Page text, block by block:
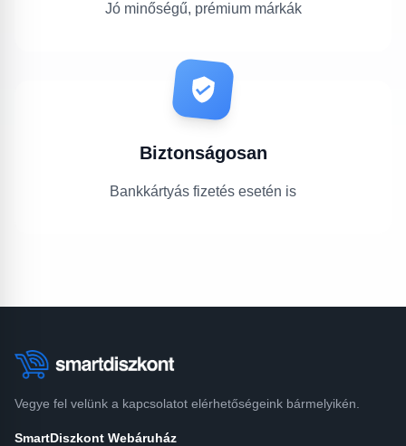
Jó minőségű, prémium márkák
Biztonságosan
Bankkártyás fizetés esetén is
Vegye fel velünk a kapcsolatot elérhetőségeink bármelyikén.
SmartDiszkont Webáruház